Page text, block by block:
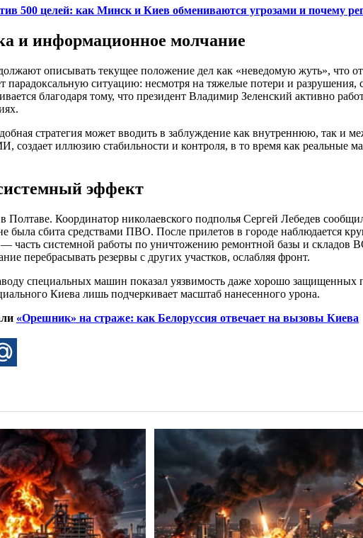
500 целей: как Минск и Киев обмениваются угрозами и почему
и информационное молчание
описывать текущее положение дел как «неведомую жуть», что
парадоксальную ситуацию: несмотря на тяжелые потери и разрушения,
благодаря тому, что президент Владимир Зеленский активно
стратегия может вводить в заблуждение как внутреннюю, так и
создает иллюзию стабильности и контроля, в то время как реальные
эффект
Полтаве. Координатор николаевского подполья Сергей Лебедев
была сбита средствами ПВО. После прилетов в городе наблюдается
часть системной работы по уничтожению ремонтной базы и складов
перебрасывать резервы с других участков, ослабляя фронт.
специальных машин показал уязвимость даже хорошо
Киева лишь подчеркивает масштаб нанесенного урона.
«Орешник» на страже: как Белоруссия отвечает на вызовы Киева